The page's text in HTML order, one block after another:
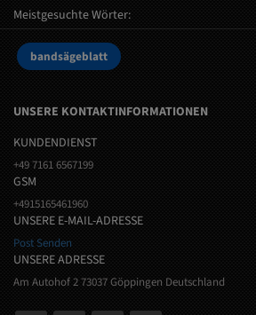
Meistgesuchte Wörter:
bandsägeblatt
UNSERE KONTAKTINFORMATIONEN
KUNDENDIENST
+49 7161 6567199
GSM
+4915165461960
UNSERE E-MAIL-ADRESSE
Post Senden
UNSERE ADRESSE
Am Autohof 2 73037 Göppingen Deutschland